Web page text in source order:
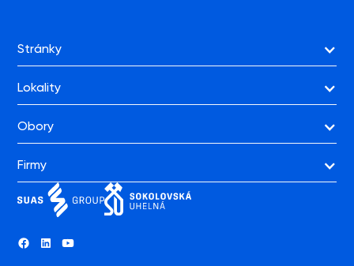
Stránky
Lokality
Obory
Firmy
BAU-STAV a.s.